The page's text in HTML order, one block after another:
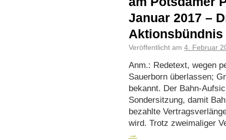
Januar 2017 –
Aktionsbündnis
Veröffentlicht am 4. Februar
Anm.: Redetext, wegen
Sauerborn überlassen;
bekannt. Der Bahn-
Sondersitzung, damit
bezahlte
wird. Trotz zweimaliger
→